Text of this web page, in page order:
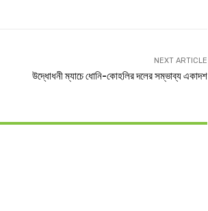
NEXT ARTICLE
উদ্ধোধনী ম্যাচে ধোনি-কোহলির দলের সম্ভাব্য একাদশ